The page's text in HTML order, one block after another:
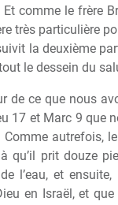
comme le frère
re très particulière
la deuxième
le dessein du
de ce que nous
17 et Marc 9 que
Comme autrefois,
à qu’il prit douze
l’eau, et
en Israël, et